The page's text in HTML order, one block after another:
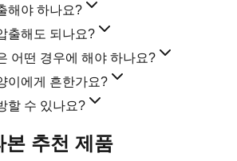
해야 하나요?
출해도 되나요?
어떤 경우에 해야 하나요?
이에게 흔한가요?
할 수 있나요?
본 추천 제품